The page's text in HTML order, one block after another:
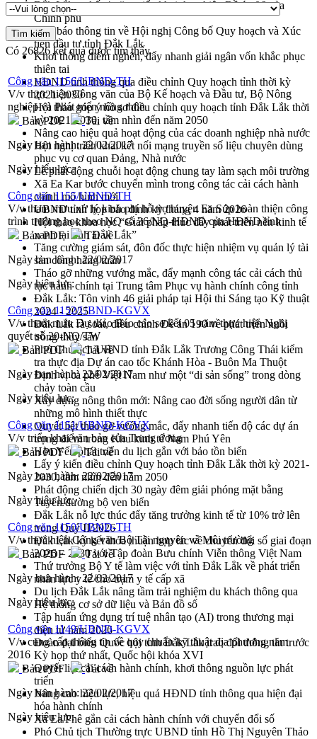
Đắk Lắk sơ kết 4 năm triển khai thực hiện Đề án 06 của
Chính phủ
Họp báo thông tin về Hội nghị Công bố Quy hoạch và Xúc
tiến đầu tư tỉnh Đắk Lắk
Khơi thông điểm nghẽn, đẩy nhanh giải ngân vốn khắc phục
thiên tai
HĐND tỉnh thông qua điều chỉnh Quy hoạch tỉnh thời kỳ
2021-2030
Hội thảo góp ý hồ sơ điều chỉnh quy hoạch tỉnh Đắk Lắk thời
kỳ 2021-2030, tầm nhìn đến năm 2050
Nâng cao hiệu quả hoạt động của các doanh nghiệp nhà nước
Hội nghị triển khai kết nối mạng truyền số liệu chuyên dùng
phục vụ cơ quan Đảng, Nhà nước
Lễ phát động chuỗi hoạt động chung tay làm sạch môi trường
Xã Ea Kar bước chuyển mình trong công tác cải cách hành
chính mô hình mới
UBND tỉnh họp báo định kỳ tháng 4 năm 2026
Hội thảo khoa học “Giải pháp thúc đẩy phát triển nền kinh tế
xanh tại tỉnh Đắk Lắk”
Tăng cường giám sát, đôn đốc thực hiện nhiệm vụ quản lý tài
sản công hàng tuần
Tháo gỡ những vướng mắc, đẩy mạnh công tác cải cách thủ
tục hành chính tại Trung tâm Phục vụ hành chính công tỉnh
Đắk Lắk: Tôn vinh 46 giải pháp tại Hội thi Sáng tạo Kỹ thuật
2024 - 2025
Đắk Lắk rà soát, điều chỉnh Đề án 190 về phát triển nuôi
trồng thủy sản
Phó Chủ tịch UBND tỉnh Đắk Lắk Trương Công Thái kiểm
tra thực địa Dự án cao tốc Khánh Hòa - Buôn Ma Thuột
Định vị cà phê Việt Nam như một “di sản sống” trong dòng
chảy toàn cầu
Xây dựng nông thôn mới: Nâng cao đời sống người dân từ
những mô hình thiết thực
Quyết liệt tháo gỡ vướng mắc, đẩy nhanh tiến độ các dự án
trọng điểm trong Khu kinh tế Nam Phú Yên
Hòn Yến phát triển du lịch gắn với bảo tồn biển
Lấy ý kiến điều chỉnh Quy hoạch tỉnh Đắk Lắk thời kỳ 2021-
2030, tầm nhìn đến năm 2050
Phát động chiến dịch 30 ngày đêm giải phóng mặt bằng
Tuyến đường bộ ven biển
Đắk Lắk nỗ lực thúc đẩy tăng trưởng kinh tế từ 10% trở lên
trong Quý II/2026
Đắk Lắk ký kết thỏa thuận hợp tác về chuyển đổi số giai đoạn
2026 – 2030 với Tập đoàn Bưu chính Viễn thông Việt Nam
Thứ trưởng Bộ Y tế làm việc với tỉnh Đắk Lắk về phát triển
nhân lực y tế cho trạm y tế cấp xã
Du lịch Đắk Lắk nâng tầm trải nghiệm du khách thông qua
Hệ thống cơ sở dữ liệu và Bản đồ số
Tập huấn ứng dụng trí tuệ nhân tạo (AI) trong thương mại
điện tử năm 2026
Đoàn đại biểu Quốc hội tỉnh Đắk Lắk trao đổi thông tin trước
Kỳ họp thứ nhất, Quốc hội khóa XVI
Quyết liệt cải cách hành chính, khơi thông nguồn lực phát
triển
Nâng cao hiệu lực, hiệu quả HĐND tỉnh thông qua hiện đại
hóa hành chính
Xã Ea Phê gắn cải cách hành chính với chuyển đổi số
Phó Chủ tịch Thường trực UBND tỉnh Hồ Thị Nguyên Thảo
Có 26826kết quả được tìm thấy
Công văn 1156/UBND-TH
V/v thực hiện Công văn của Bộ Kế hoạch và Đầu tư, Bộ Nông
nghiệp và Phát triển nông thôn
Bản PDF
Tải về
Ngày ban hành:22/02/2017
Ngày hiệu lực:
Công văn 1155/UBND-TH
V/v tham mưu xử lý kinh phí hỗ trợ huyện Ea Súp hoàn thiện công
trình trường học theo NQ số 36/NQ-HĐND của HĐND tỉnh
Bản PDF
Tải về
Ngày ban hành:22/02/2017
Ngày hiệu lực:
Công văn 1152/UBND-KGVX
V/v tham mưu Dự thảo Báo cáo sơ kết 05 năm thực hiện Nghị
quyết số 20-NQ/TW
Bản PDF
Tải về
Ngày ban hành:22/02/2017
Ngày hiệu lực:
Công văn 1151/UBND-KGVX
V/v triển khai văn bản của Trung ương
Bản PDF
Tải về
Ngày ban hành: 22/02/2017
Ngày hiệu lực:
Công văn 1150/UBND-TH
V/v thực hiện Công văn Bộ Tài nguyên và Môi trường
Bản PDF
Tải về
Ngày ban hành:22/02/2017
Ngày hiệu lực:
Công văn 1149/UBND-KGVX
V/v cung cấp thông tin về quy chuẩn kỹ thuật địa phương năm
2016
Bản PDF
Tải về
Ngày ban hành:22/02/2017
Ngày hiệu lực: